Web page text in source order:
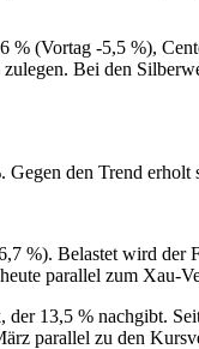
% (Vortag -5,5 %),
Bei den
den Trend erholt
%). Belastet wird der
parallel zum Xau-
13,5 % nachgibt.
parallel zu den